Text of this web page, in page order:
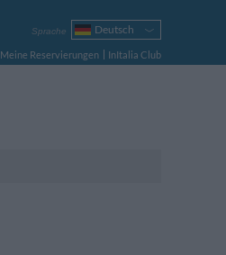
Sprache
Deutsch
Italiano
English
Meine Reservierungen
InItalia Club